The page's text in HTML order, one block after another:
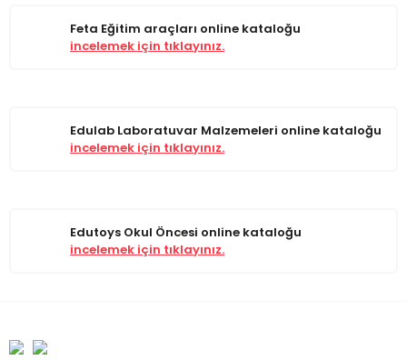
Feta Eğitim araçları online kataloğu
incelemek için tıklayınız.
Edulab Laboratuvar Malzemeleri online kataloğu
incelemek için tıklayınız.
Edutoys Okul Öncesi online kataloğu
incelemek için tıklayınız.